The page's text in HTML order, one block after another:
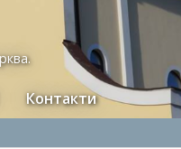
Контакти